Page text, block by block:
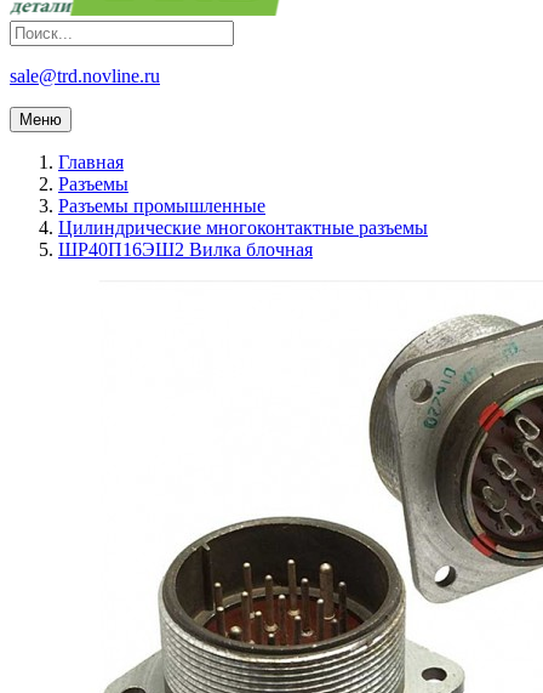
sale@trd.novline.ru
Меню
Главная
Разъемы
Разъемы промышленные
Цилиндрические многоконтактные разъемы
ШР40П16ЭШ2 Вилка блочная